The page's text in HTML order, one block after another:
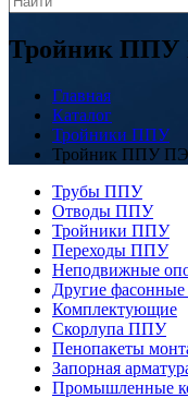
Тройник ППУ
Главная
Каталог
Тройники ППУ
Тройник ППУ ПЭ
Трубы ППУ
Отводы ППУ
Тройники ППУ
Переходы ППУ
Неподвижные
Другие
Комплектующие
Скорлупа ППУ
Пенопакеты
Запорная
Промышленные